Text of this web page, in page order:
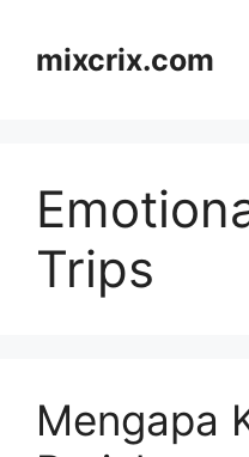
contentmixcrix.com
Trips
Mengapa